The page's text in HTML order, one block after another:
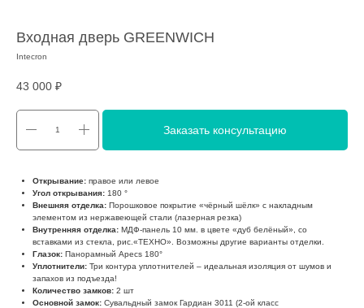
Входная дверь GREENWICH
Intecron
43 000 ₽
Заказать консультацию
Открывание: правое или левое
Угол открывания: 180 °
Внешняя отделка: Порошковое покрытие «чёрный шёлк» с накладным
элементом из нержавеющей стали (лазерная резка)
Внутренняя отделка: МДФ-панель 10 мм. в цвете «дуб белёный», со
вставками из стекла, рис.«ТЕХНО». Возможны другие варианты отделки.
Глазок: Панорамный Apecs 180°
Уплотнители: Три контура уплотнителей – идеальная изоляция от шумов и
запахов из подъезда!
Количество замков: 2 шт
Основной замок: Сувальдный замок Гардиан 3011 (2-ой класс